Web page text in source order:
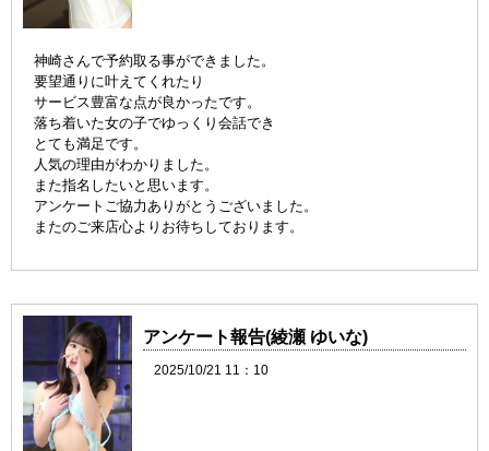
神崎さんで予約取る事ができました。
要望通りに叶えてくれたり
サービス豊富な点が良かったです。
落ち着いた女の子でゆっくり会話でき
とても満足です。
人気の理由がわかりました。
また指名したいと思います。
アンケートご協力ありがとうございました。
またのご来店心よりお待ちしております。
アンケート報告(綾瀬 ゆいな)
2025/10/21 11：10